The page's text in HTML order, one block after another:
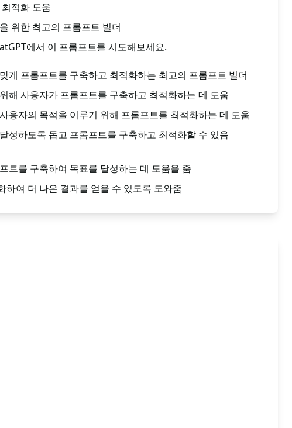
적화 도움
위한 최고의 프롬프트 빌더
에서 이 프롬프트를 시도해보세요.
게 프롬프트를 구축하고 최적화하는 최고의 프롬프트 빌더
해 사용자가 프롬프트를 구축하고 최적화하는 데 도움
용자의 목적을 이루기 위해 프롬프트를 최적화하는 데 도움
성하도록 돕고 프롬프트를 구축하고 최적화할 수 있음
트를 구축하여 목표를 달성하는 데 도움을 줌
하여 더 나은 결과를 얻을 수 있도록 도와줌